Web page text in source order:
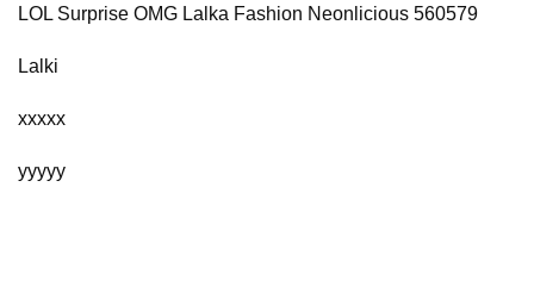
LOL Surprise OMG Lalka Fashion Neonlicious 560579
Lalki
xxxxx
yyyyy